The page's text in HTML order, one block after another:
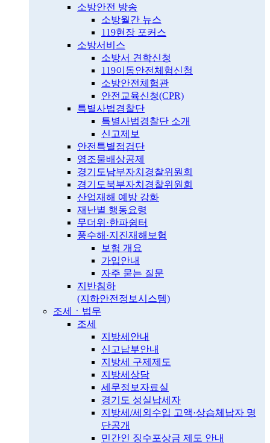
소방안전 방송
소방월간 뉴스
119현장 포커스
소방서비스
소방서 견학신청
119이동안전체험신청
소방안전체험관
안전교육신청(CPR)
특별사법경찰단
특별사법경찰단 소개
신고제보
안전특별점검단
영조물배상공제
경기도남부자치경찰위원회
경기도북부자치경찰위원회
산업재해 예방 강화
재난별 행동요령
무더위·한파쉼터
풍수해·지진재해보험
보험 개요
가입안내
자주 묻는 질문
지반침하
(지하안전정보시스템)
조세ㆍ법무
조세
지방세안내
신고납부안내
지방세 구제제도
지방세상담
세무정보자료실
경기도 성실납세자
지방세/세외수입 고액·상습체납자 명
단공개
민간인 징수포상금 제도 안내